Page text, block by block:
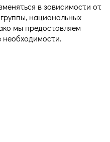
в зависимости от
национальных
мы предоставляем
необходимости.